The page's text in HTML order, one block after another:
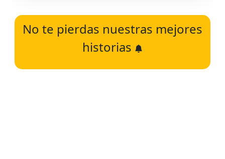
No te pierdas nuestras mejores
historias